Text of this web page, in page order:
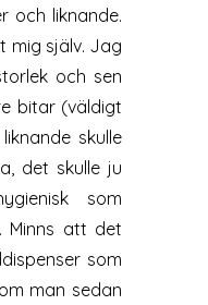
och liknande.
mig själv. Jag
och sen
bitar (väldigt
skulle
det skulle ju
som
Minns att det
som
man sedan